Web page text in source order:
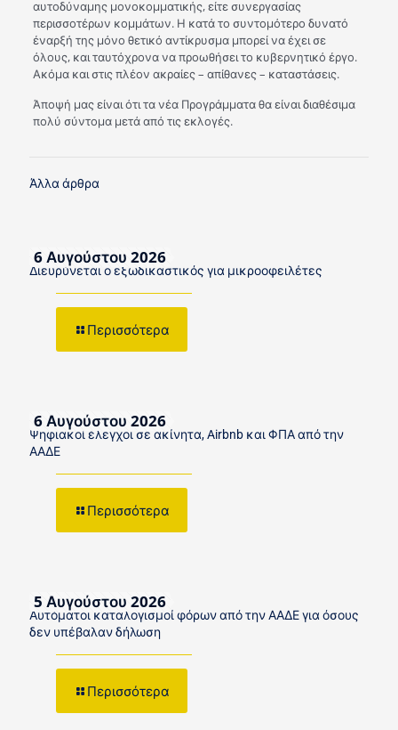
αυτοδύναμης μονοκομματικής, είτε συνεργασίας
περισσοτέρων κομμάτων. Η κατά το συντομότερο δυνατό
έναρξή της μόνο θετικό αντίκρυσμα μπορεί να έχει σε
όλους, και ταυτόχρονα να προωθήσει το κυβερνητικό έργο.
Ακόμα και στις πλέον ακραίες – απίθανες – καταστάσεις.
Άποψή μας είναι ότι τα νέα Προγράμματα θα είναι διαθέσιμα
πολύ σύντομα μετά από τις εκλογές.
Άλλα άρθρα
6 Αυγούστου 2026
Διευρύνεται ο εξωδικαστικός για μικροοφειλέτες
Περισσότερα
6 Αυγούστου 2026
Ψηφιακοί έλεγχοι σε ακίνητα, Airbnb και ΦΠΑ από την
ΑΑΔΕ
Περισσότερα
5 Αυγούστου 2026
Αυτόματοι καταλογισμοί φόρων από την ΑΑΔΕ για όσους
δεν υπέβαλαν δήλωση
Περισσότερα